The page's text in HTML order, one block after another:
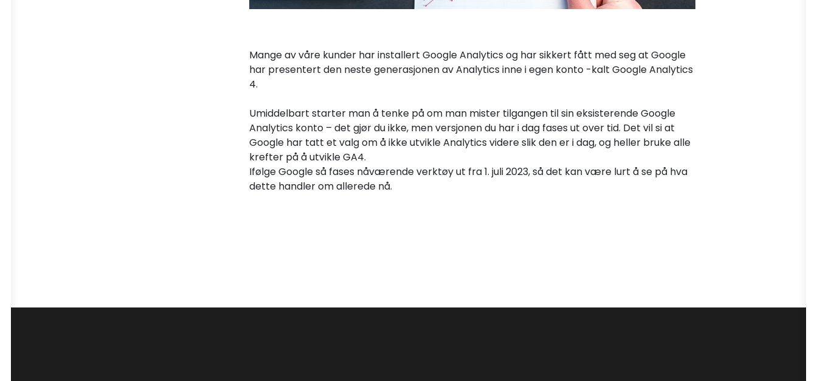
Mange av våre kunder har installert Google Analytics og har sikkert fått med seg at Google
har presentert den neste generasjonen av Analytics inne i egen konto -kalt Google Analytics
4.
Umiddelbart starter man å tenke på om man mister tilgangen til sin eksisterende Google
Analytics konto – det gjør du ikke, men versjonen du har i dag fases ut over tid. Det vil si at
Google har tatt et valg om å ikke utvikle Analytics videre slik den er i dag, og heller bruke alle
krefter på å utvikle GA4.
Ifølge Google så fases nåværende verktøy ut fra 1. juli 2023, så det kan være lurt å se på hva
dette handler om allerede nå.